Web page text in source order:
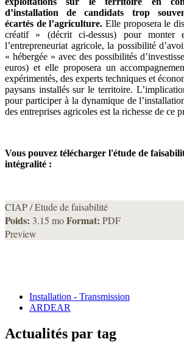
d’installation de candidats trop
écartés de l’agriculture. Elle proposera le
créatif » (décrit ci-dessus) pour monter
l’entrepreneuriat agricole, la possibilité
« hébergée » avec des possibilités
euros) et elle proposera un
expérimentés, des experts techniques et
paysans installés sur le territoire.
pour participer à la dynamique de
des entreprises agricoles est la richesse de ce
Vous pouvez télécharger l'étude de
intégralité :
CIAP / Etude de faisabilité
Poids: 3.15 moFormat: PDF
Preview
Installation - Transmission
ARDEAR
Actualités par tag